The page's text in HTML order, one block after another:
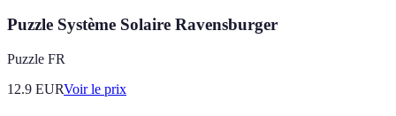
Puzzle Système Solaire Ravensburger
Puzzle FR
12.9 EURVoir le prix